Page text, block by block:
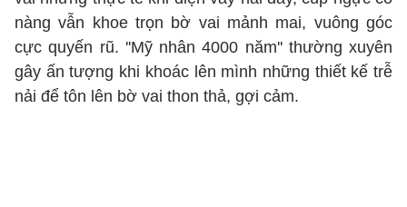
nàng vẫn khoe trọn bờ vai mảnh mai, vuông góc
cực quyến rũ. ''Mỹ nhân 4000 năm'' thường xuyên
gây ấn tượng khi khoác lên mình những thiết kế trễ
nải để tôn lên bờ vai thon thả, gợi cảm.